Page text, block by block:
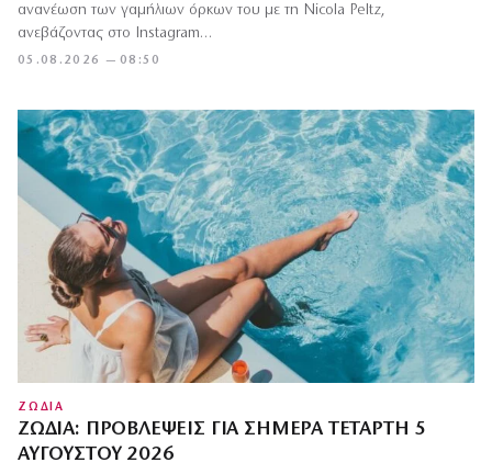
05.08.2026 — 08:50
ανανέωση των γαμήλιων όρκων του με τη Nicola Peltz,
ανεβάζοντας στο Instagram…
ΖΩΔΙΑ
ΖΏΔΙΑ: ΠΡΟΒΛΈΨΕΙΣ ΓΙΑ ΣΉΜΕΡΑ ΤΕΤΆΡΤΗ 5
ΑΥΓΟΎΣΤΟΥ 2026